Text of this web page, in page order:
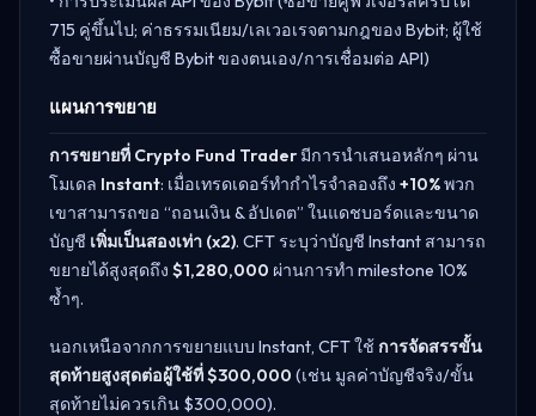
715 คู่ขึ้นไป; ค่าธรรมเนียม/เลเวอเรจตามกฎของ Bybit; ผู้ใช้
ซื้อขายผ่านบัญชี Bybit ของตนเอง/การเชื่อมต่อ API)
แผนการขยาย
การขยายที่ Crypto Fund Trader มีการนำเสนอหลักๆ ผ่าน
โมเดล Instant: เมื่อเทรดเดอร์ทำกำไรจำลองถึง +10%พวก
เขาสามารถขอ “ถอนเงิน & อัปเดต” ในแดชบอร์ดและขนาด
บัญชี เพิ่มเป็นสองเท่า (x2). CFT ระบุว่าบัญชี Instant สามารถ
ขยายได้สูงสุดถึง $1,280,000 ผ่านการทำ milestone 10%
ซ้ำๆ.
นอกเหนือจากการขยายแบบ Instant, CFT ใช้ การจัดสรรขั้น
สุดท้ายสูงสุดต่อผู้ใช้ที่ $300,000 (เช่น มูลค่าบัญชีจริง/ขั้น
สุดท้ายไม่ควรเกิน $300,000).